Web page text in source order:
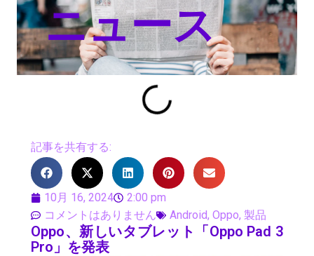
ニュース
記事を共有する:
10月 16, 2024
2:00 pm
コメントはありません
Android, Oppo, 製品
Oppo、新しいタブレット「Oppo Pad 3
Pro」を発表